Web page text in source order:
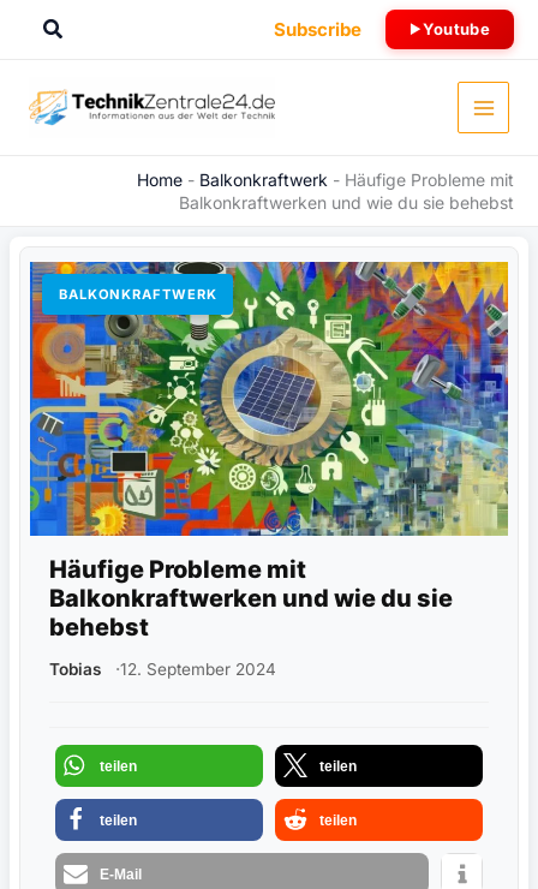
Suchen Subscribe Youtube
Home - Balkonkraftwerk - Häufige Probleme mit
Balkonkraftwerken und wie du sie behebst
BALKONKRAFTWERK
Häufige Probleme mit
Balkonkraftwerken und wie du sie
behebst
Tobias 12. September 2024
teilen teilen
teilen teilen
E-Mail